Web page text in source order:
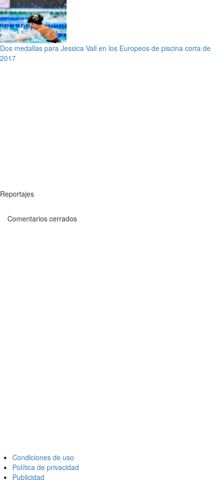
Dos medallas para Jessica Vall en los Europeos de piscina corta de
2017
Reportajes
Comentarios cerrados
Condiciones de uso
Política de privacidad
Publicidad